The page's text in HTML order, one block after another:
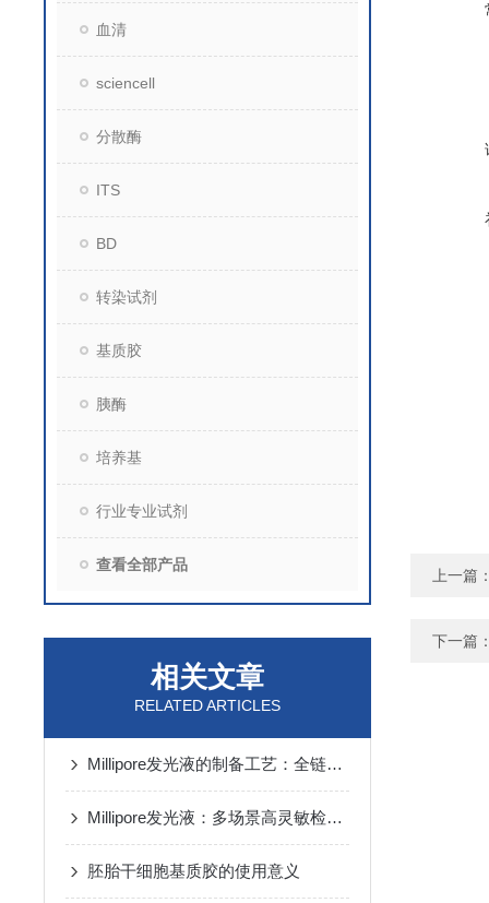
血清
sciencell
分散酶
ITS
BD
转染试剂
基质胶
胰酶
培养基
行业专业试剂
查看全部产品
相关文章
RELATED ARTICLES
Millipore发光液的制备工艺：全链路质控保障检测性能稳定
Millipore发光液：多场景高灵敏检测的核心试剂支撑
胚胎干细胞基质胶的使用意义
上一篇
下一篇